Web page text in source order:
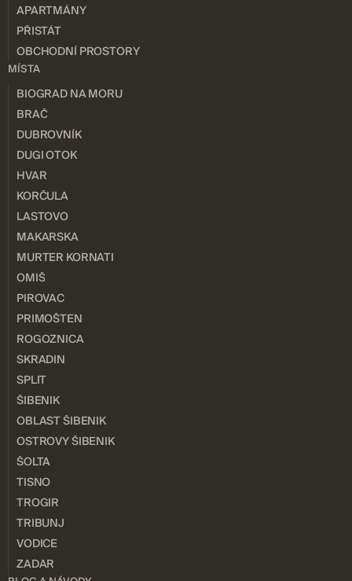
APARTMÁNY
PŘISTÁT
OBCHODNÍ PROSTORY
MÍSTA
BIOGRAD NA MORU
BRAČ
DUBROVNÍK
DUGI OTOK
HVAR
KORČULA
LASTOVO
MAKARSKA
MURTER KORNATI
OMIŠ
PIROVAC
PRIMOŠTEN
ROGOZNICA
SKRADIN
SPLIT
ŠIBENIK
OBLAST ŠIBENIK
OSTROVY ŠIBENIK
ŠOLTA
TISNO
TROGIR
TRIBUNJ
VODICE
ZADAR